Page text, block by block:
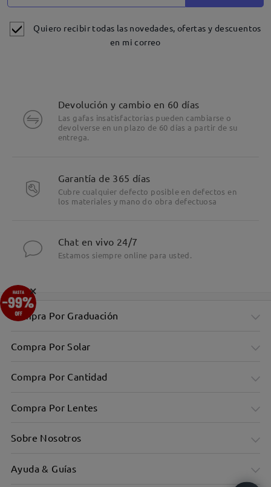
Quiero recibir todas las novedades, ofertas y descuentos
en mi correo
Devolución y cambio en 60 días
Las gafas insatisfactorias pueden cambiarse o
devolverse en un plazo de 60 días a partir de su
entrega.
Garantía de 365 días
Cubre cualquier defecto posible en defectos en
los materiales y mano do obra defectuosa
Chat en vivo 24/7
Estamos siempre online para usted.
Compra Por Graduación
Compra Por Solar
Compra Por Cantidad
Compra Por Lentes
Sobre Nosotros
Ayuda & Guías
×